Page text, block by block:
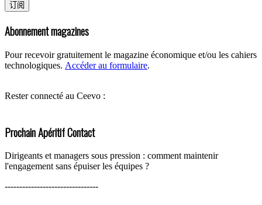
Abonnement magazines
Pour recevoir gratuitement le magazine économique et/ou les cahiers
technologiques. Accéder au formulaire.
Rester connecté au Ceevo :
Prochain Apéritif Contact
Dirigeants et managers sous pression : comment maintenir
l'engagement sans épuiser les équipes ?
--------------------------------